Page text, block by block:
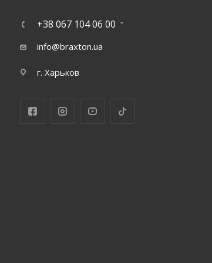
+38 067 104 06 00
info@braxton.ua
г. Харьков